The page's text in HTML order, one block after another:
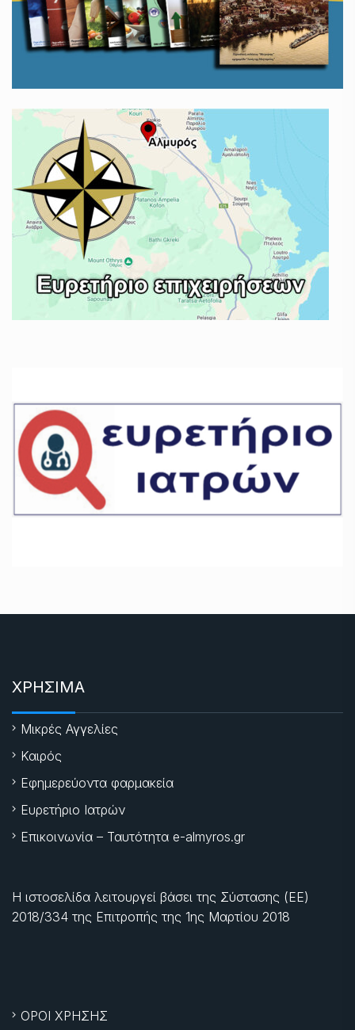
ΧΡΗΣΙΜΑ
Μικρές Αγγελίες
Καιρός
Εφημερεύοντα φαρμακεία
Ευρετήριο Ιατρών
Επικοινωνία – Ταυτότητα e-almyros.gr
Η ιστοσελίδα λειτουργεί βάσει της Σύστασης (ΕΕ)
2018/334 της Επιτροπής της 1ης Μαρτίου 2018
ΟΡΟΙ ΧΡΗΣΗΣ